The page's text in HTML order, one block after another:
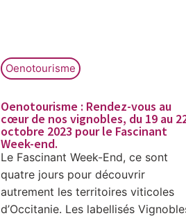
Oenotourisme
Oenotourisme : Rendez-vous au
cœur de nos vignobles, du 19 au
octobre 2023 pour le Fascinant
Week-end.
Le Fascinant Week-End, ce sont
quatre jours pour découvrir
autrement les territoires viticoles
d’Occitanie. Les labellisés